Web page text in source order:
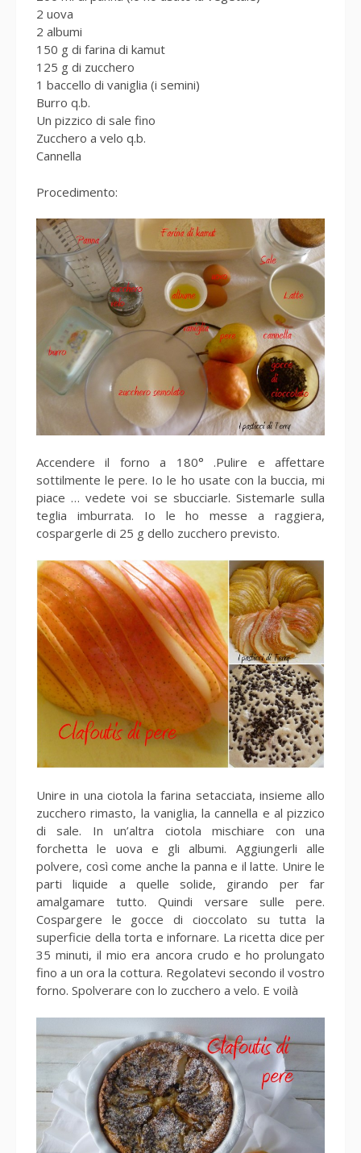
2 uova
2 albumi
150 g di farina di kamut
125 g di zucchero
1 baccello di vaniglia (i semini)
Burro q.b.
Un pizzico di sale fino
Zucchero a velo q.b.
Cannella
Procedimento:
Accendere il forno a 180° .Pulire e affettare
sottilmente le pere. Io le ho usate con la buccia, mi
piace … vedete voi se sbucciarle. Sistemarle sulla
teglia imburrata. Io le ho messe a raggiera,
cospargerle di 25 g dello zucchero previsto.
Unire in una ciotola la farina setacciata, insieme allo
zucchero rimasto, la vaniglia, la cannella e al pizzico
di sale. In un’altra ciotola mischiare con una
forchetta le uova e gli albumi. Aggiungerli alle
polvere, così come anche la panna e il latte. Unire le
parti liquide a quelle solide, girando per far
amalgamare tutto. Quindi versare sulle pere.
Cospargere le gocce di cioccolato su tutta la
superficie della torta e infornare. La ricetta dice per
35 minuti, il mio era ancora crudo e ho prolungato
fino a un ora la cottura. Regolatevi secondo il vostro
forno. Spolverare con lo zucchero a velo. E voilà